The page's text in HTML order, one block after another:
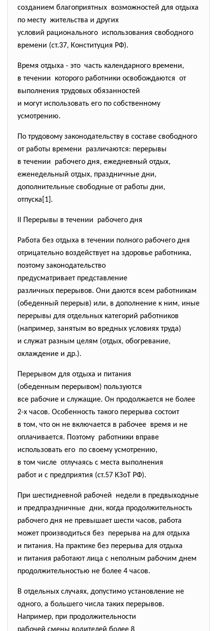
созданием благоприятных возможностей для отдыха
по месту жительства и других
условий рационального использования свободного
времени (ст.37, Конституция РФ).
Время отдыха - это часть календарного времени,
в течении которого работники освобождаются от
выполнения трудовых обязанностей
и могут использовать его по собственному
усмотрению.
По трудовому законодательству в составе свободного
от работы времени различаются: перерывы
в течении рабочего дня, ежедневный отдых,
еженедельный отдых, праздничные дни,
дополнительные свободные от работы дни,
отпуска[1].
II Перерывы в течении рабочего дня
Работа без отдыха в течении полного рабочего дня
отрицательно воздействует на здоровье работника,
поэтому законодательство
предусматривает представление
различных перерывов. Они даются всем работникам
(обеденный перерыв) или, в дополнение к ним, иные
перерывы для отдельных категорий работников
(например, занятым во вредных условиях труда)
и служат разным целям (отдых, обогревание,
охлаждение и др.).
Перерывом для отдыха и питания
(обеденным перерывом) пользуются
все рабочие и служащие. Он продолжается не более
2-х часов. Особенность такого перерыва состоит
в том, что он не включается в рабочее время и не
оплачивается. Поэтому работники вправе
использовать его по своему усмотрению,
в том числе отлучаясь с места выполнения
работ и с предприятия (ст.57 КЗоТ РФ).
При шестидневной рабочей недели в предвыходные
и предпраздничные дни, когда продолжительность
рабочего дня не превышает шести часов, работа
может производиться без перерыва на для отдыха
и питания. На практике без перерыва для отдыха
и питания работают лица с неполным рабочим днем
продолжительностью не более 4 часов.
В отдельных случаях, допустимо установление не
одного, а большего числа таких перерывов.
Например, при продолжительности